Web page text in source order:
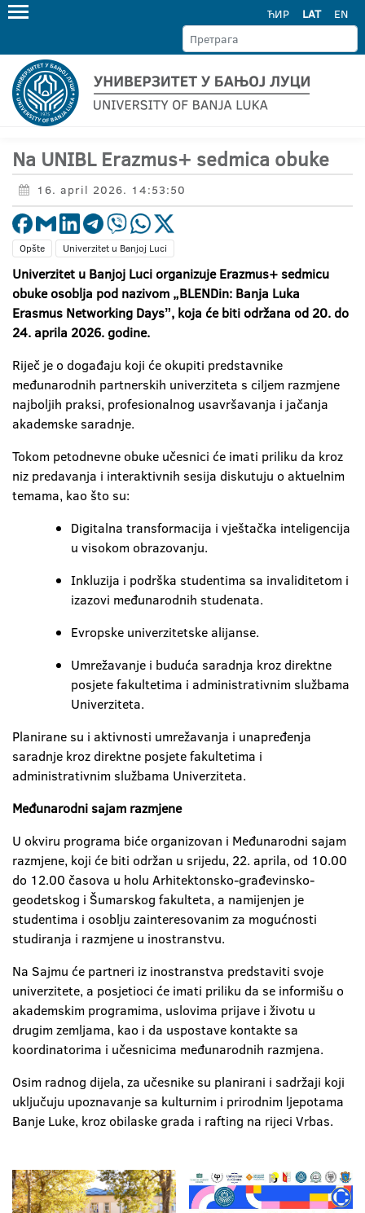
ЋИР LAT EN
Na UNIBL Erazmus+ sedmica obuke
16. april 2026. 14:53:50
Opšte Univerzitet u Banjoj Luci
Univerzitet u Banjoj Luci organizuje Erazmus+ sedmicu
obuke osoblja pod nazivom „BLENDin: Banja Luka
Erasmus Networking Daysˮ, koja će biti održana od 20. do
24. aprila 2026. godine.
Riječ je o događaju koji će okupiti predstavnike
međunarodnih partnerskih univerziteta s ciljem razmjene
najboljih praksi, profesionalnog usavršavanja i jačanja
akademske saradnje.
Tokom petodnevne obuke učesnici će imati priliku da kroz
niz predavanja i interaktivnih sesija diskutuju o aktuelnim
temama, kao što su:
Digitalna transformacija i vještačka inteligencija
u visokom obrazovanju.
Inkluzija i podrška studentima sa invaliditetom i
izazovi međunarodnih studenata.
Evropske univerzitetske alijanse.
Umrežavanje i buduća saradnja kroz direktne
posjete fakultetima i administrativnim službama
Univerziteta.
Planirane su i aktivnosti umrežavanja i unapređenja
saradnje kroz direktne posjete fakultetima i
administrativnim službama Univerziteta.
Međunarodni sajam razmjene
U okviru programa biće organizovan i Međunarodni sajam
razmjene, koji će biti održan u srijedu, 22. aprila, od 10.00
do 12.00 časova u holu Arhitektonsko-građevinsko-
geodetskog i Šumarskog fakulteta, a namijenjen je
studentima i osoblju zainteresovanim za mogućnosti
studiranja i razmjene u inostranstvu.
Na Sajmu će partneri iz inostranstva predstaviti svoje
univerzitete, a posjetioci će imati priliku da se informišu o
akademskim programima, uslovima prijave i životu u
drugim zemljama, kao i da uspostave kontakte sa
koordinatorima i učesnicima međunarodnih razmjena.
Osim radnog dijela, za učesnike su planirani i sadržaji koji
uključuju upoznavanje sa kulturnim i prirodnim ljepotama
Banje Luke, kroz obilaske grada i rafting na rijeci Vrbas.